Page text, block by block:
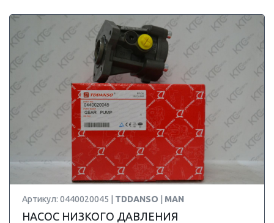
Артикул: 0440020045 | TDDANSO MAN
НАСОС НИЗКОГО ДАВЛЕНИЯ